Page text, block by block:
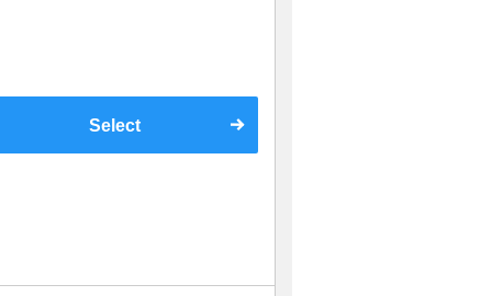
Select